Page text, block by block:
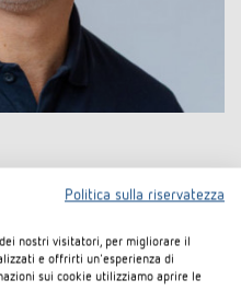
Politica sulla riservatezza
nostri visitatori, per migliorare il
e offrirti un'esperienza di
sui cookie utilizziamo aprire le